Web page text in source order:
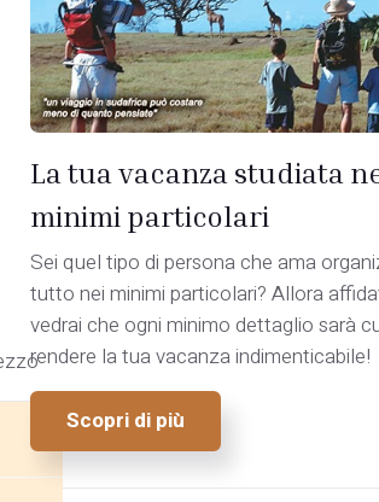
La tua vacanza studiata
minimi particolari
Sei quel tipo di persona che ama
tutto nei minimi particolari? Allora
vedrai che ogni minimo dettaglio sarà
rendere la tua vacanza indimenticabile!
Scopri di più